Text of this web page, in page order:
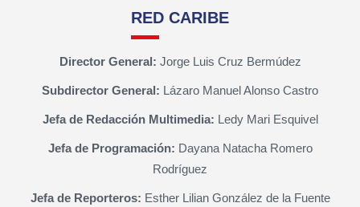
RED CARIBE
Director General: Jorge Luis Cruz Bermúdez
Subdirector General: Lázaro Manuel Alonso Castro
Jefa de Redacción Multimedia: Ledy Mari Esquivel
Jefa de Programación: Dayana Natacha Romero
Rodríguez
Jefa de Reporteros: Esther Lilian González de la Fuente